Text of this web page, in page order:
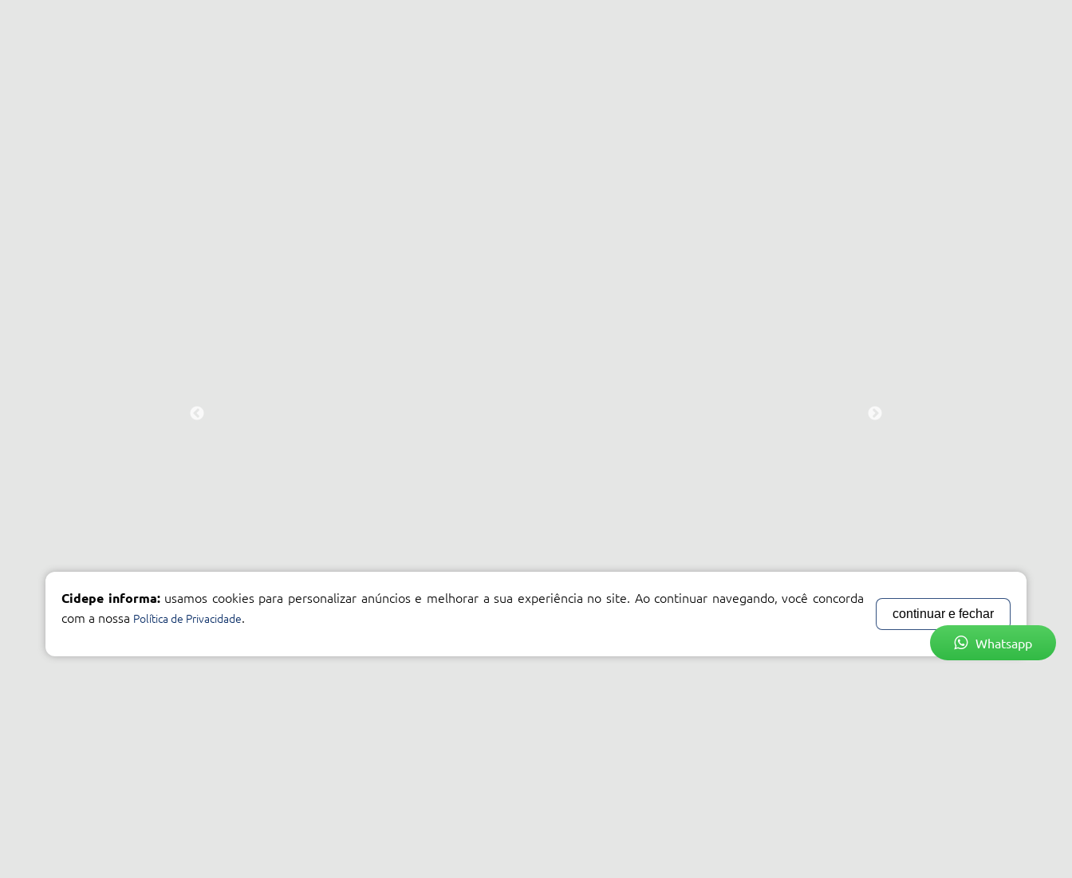
Whatsapp
Cidepe informa:usamos cookies para personalizar anúncios e melhorar a sua experiência no site. Ao continuar navegando, você concorda
com a nossa Política de Privacidade. continuar e fechar